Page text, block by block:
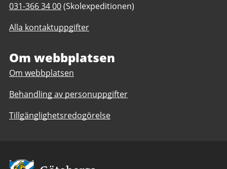
till
Hovåsskolan
F-
anpassad
grundskola
9
Telefonnummer
Hovåsskolan
9,
anpassad
grundskola
1-
031-366 34 00(Skolexpeditionen)
Alla kontaktuppgifter
Om webbplatsen
Om webbplatsen
Behandling av personuppgifter
Tillgänglighetsredogörelse
Avsändare: